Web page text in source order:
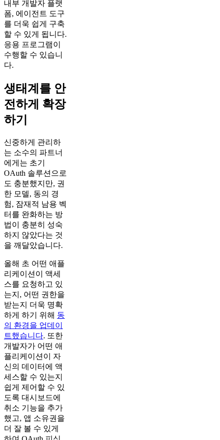
내부 개발자 플랫
폼, 에이전트 도구
를 더욱 쉽게 구축
할 수 있게 됩니다.
응용 프로그램이
수행할 수 있습니
다.
생태계를 안
전하게 확장
하기
신중하게 관리하
는 소수의 파트너
에게는 초기
OAuth 솔루션으로
도 충분했지만, 권
한 모델, 동의 경
험, 잠재적 남용 벡
터를 완화하는 방
법이 충분히 성숙
하지 않았다는 것
을 깨달았습니다.
올해 초 어떤 애플
리케이션이 액세
스를 요청하고 있
는지, 어떤 권한을
받는지 더욱 명확
하게 하기 위해 동
의 환경을 업데이
트했습니다. 또한
개발자가 어떤 애
플리케이션이 자
신의 데이터에 액
세스할 수 있는지
쉽게 제어할 수 있
도록 대시보드에
취소 기능을 추가
했고, 앱 소유권을
더 잘 볼 수 있게